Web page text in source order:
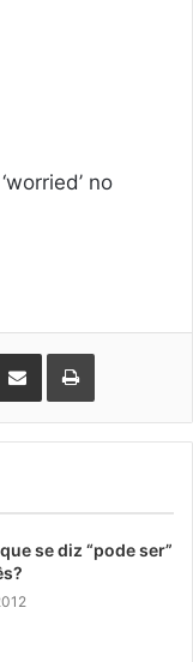
no
Compartilhar via e-mail Imprimir
se diz “pode ser”